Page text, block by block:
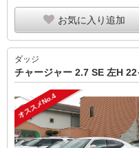
お気に入り追加
ダッジ
チャージャー 2.7 SE 左H
オススメNo.4